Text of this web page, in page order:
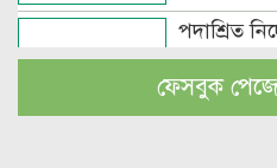
পদাশ্রিত
ফেসবুক